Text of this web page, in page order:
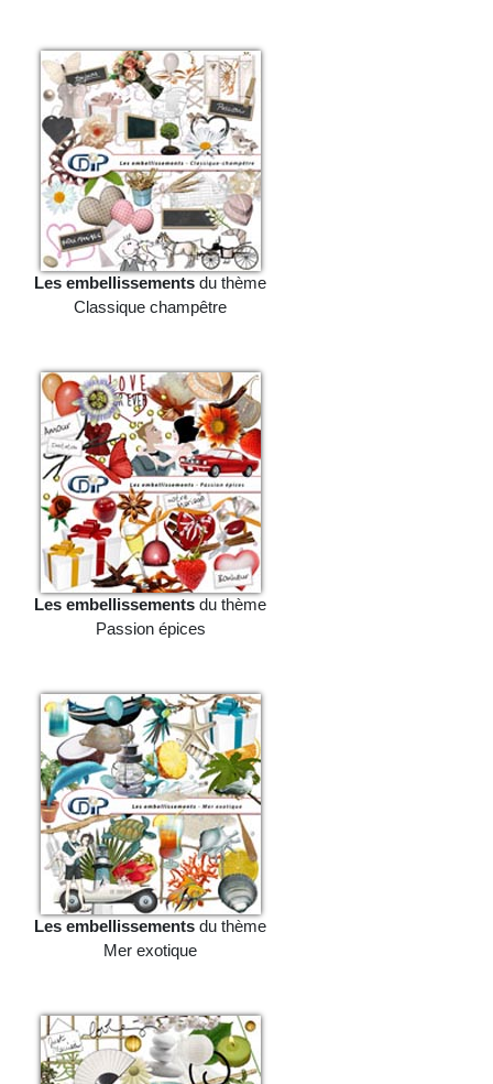
Les embellissements du thème
Classique champêtre
Les embellissements du thème
Passion épices
Les embellissements du thème
Mer exotique